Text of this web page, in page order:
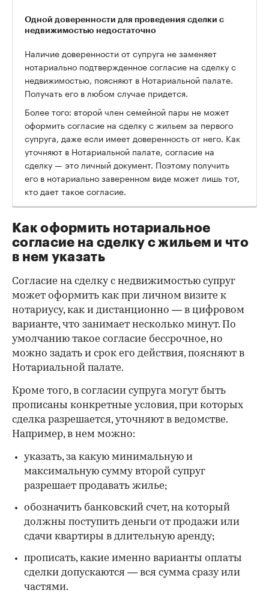
Одной доверенности для проведения сделки с
недвижимостью недостаточно
Наличие доверенности от супруга не заменяет
нотариально подтвержденное согласие на сделку с
недвижимостью, поясняют в Нотариальной палате.
Получать его в любом случае придется.
Более того: второй член семейной пары не может
оформить согласие на сделку с жильем за первого
супруга, даже если имеет доверенность от него. Как
уточняют в Нотариальной палате, согласие на
сделку — это личный документ. Поэтому получить
его в нотариально заверенном виде может лишь тот,
кто дает такое согласие.
Как оформить нотариальное
согласие на сделку с жильем и что
в нем указать
Согласие на сделку с недвижимостью супруг
может оформить как при личном визите к
нотариусу, как и дистанционно — в цифровом
варианте, что занимает несколько минут. По
умолчанию такое согласие бессрочное, но
можно задать и срок его действия, поясняют в
Нотариальной палате.
Кроме того, в согласии супруга могут быть
прописаны конкретные условия, при которых
сделка разрешается, уточняют в ведомстве.
Например, в нем можно:
указать, за какую минимальную и
максимальную сумму второй супруг
разрешает продавать жилье;
обозначить банковский счет, на который
должны поступить деньги от продажи или
сдачи квартиры в длительную аренду;
прописать, какие именно варианты оплаты
сделки допускаются — вся сумма сразу или
частями.